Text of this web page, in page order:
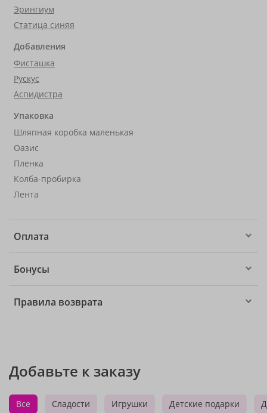
Эрингиум
Статица синяя
Добавления
Фисташка
Рускус
Аспидистра
Упаковка
Шляпная коробка маленькая
Оазис
Пленка
Колба-пробирка
Лента
Оплата
Бонусы
Правила возврата
Добавьте к заказу
Все Сладости Игрушки Детские подарки